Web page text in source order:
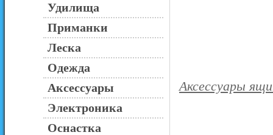
Удилища
Приманки
Леска
Одежда
Аксессуары
Электроника
Оснастка
Аксессуары